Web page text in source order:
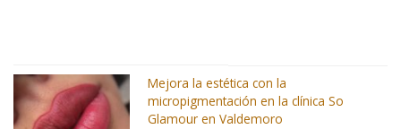
Mejora la estética con la
micropigmentación en la clínica So
Glamour en Valdemoro